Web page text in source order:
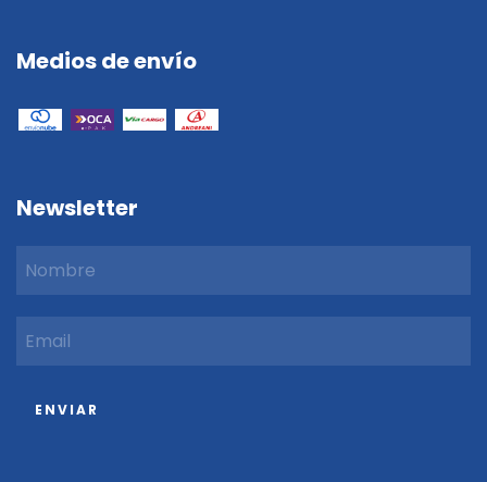
Medios de envío
Newsletter